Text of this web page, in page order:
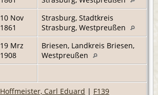
10 Nov
1861
Strasburg, Stadtkreis
Strasburg, Westpreußen
19 Mrz
1908
Briesen, Landkreis Briesen,
Westpreußen
Hoffmeister, Carl Eduard | F139